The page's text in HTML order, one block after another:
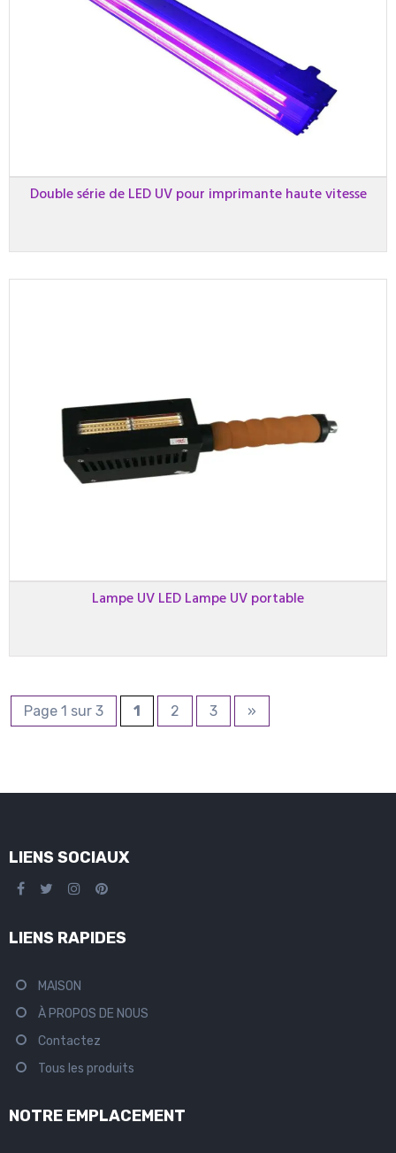
Double série de LED UV pour imprimante haute vitesse
Lampe UV LED Lampe UV portable
Page 1 sur 3 1 2 3 »
LIENS SOCIAUX
LIENS RAPIDES
MAISON
À PROPOS DE NOUS
Contactez
Tous les produits
NOTRE EMPLACEMENT